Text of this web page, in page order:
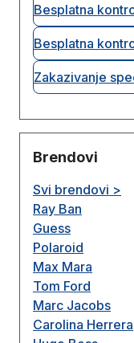
Besplatna
Besplatna
Zakazivanje
Brendovi
Svi brendovi >
Ray Ban
Guess
Polaroid
Max Mara
Tom Ford
Marc Jacobs
Carolina Herrera